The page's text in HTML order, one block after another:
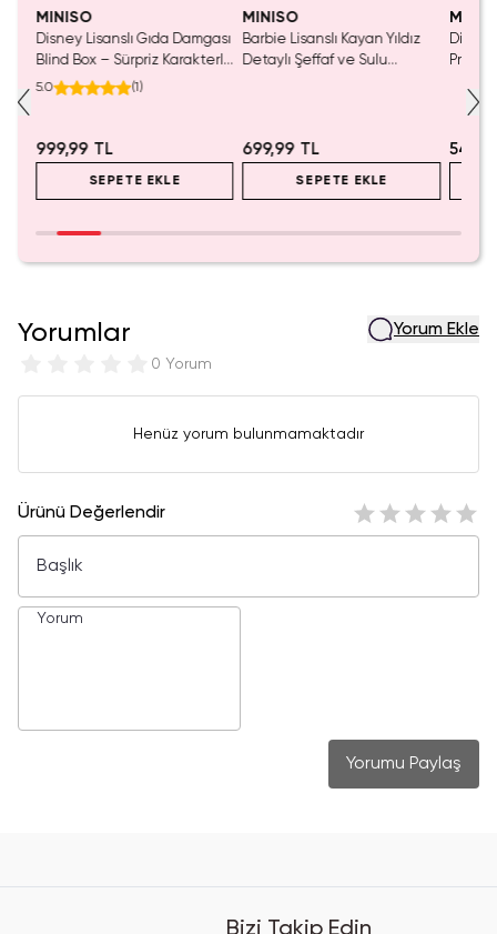
MINISO
Disney Lisanslı Gıda Damgası
Blind Box – Sürpriz Karakterli
Eğlenceli Sunum
5.0 (1)
999,99 TL
SEPETE EKLE
MINISO
Barbie Lisanslı Kayan Yıldız
Detaylı Şeffaf ve Sulu
699,99 TL
SEPETE EKLE
Disney
Yorumlar
0 Yorum
Yorum Ekle
Henüz yorum bulunmamaktadır
Ürünü Değerlendir
Yorumu Paylaş
Bizi Takip Edin